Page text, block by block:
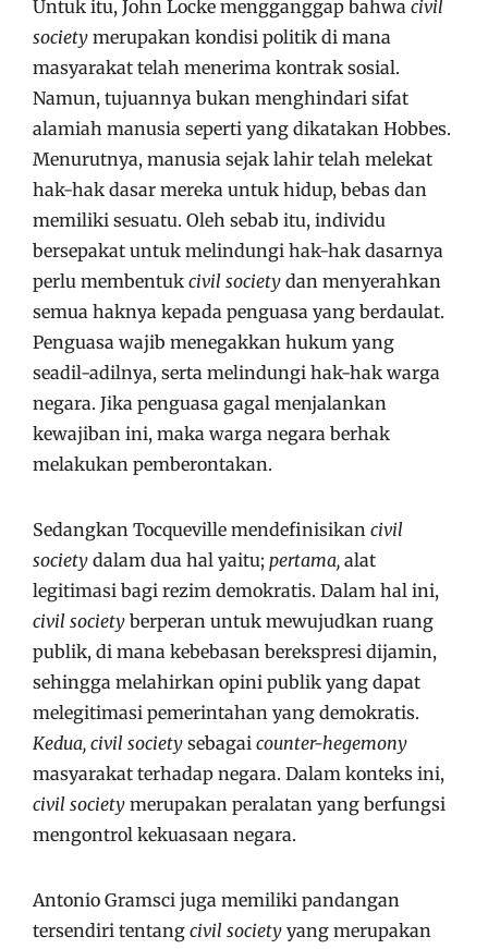
Untuk itu, John Locke mengganggap bahwa civil
society merupakan kondisi politik di mana
masyarakat telah menerima kontrak sosial.
Namun, tujuannya bukan menghindari sifat
alamiah manusia seperti yang dikatakan Hobbes.
Menurutnya, manusia sejak lahir telah melekat
hak-hak dasar mereka untuk hidup, bebas dan
memiliki sesuatu. Oleh sebab itu, individu
bersepakat untuk melindungi hak-hak dasarnya
perlu membentuk civil society dan menyerahkan
semua haknya kepada penguasa yang berdaulat.
Penguasa wajib menegakkan hukum yang
seadil-adilnya, serta melindungi hak-hak warga
negara. Jika penguasa gagal menjalankan
kewajiban ini, maka warga negara berhak
melakukan pemberontakan.
Sedangkan Tocqueville mendefinisikan civil
society dalam dua hal yaitu; pertama, alat
legitimasi bagi rezim demokratis. Dalam hal ini,
civil society berperan untuk mewujudkan ruang
publik, di mana kebebasan berekspresi dijamin,
sehingga melahirkan opini publik yang dapat
melegitimasi pemerintahan yang demokratis.
Kedua, civil society sebagai counter-hegemony
masyarakat terhadap negara. Dalam konteks ini,
civil society merupakan peralatan yang berfungsi
mengontrol kekuasaan negara.
Antonio Gramsci juga memiliki pandangan
tersendiri tentang civil society yang merupakan